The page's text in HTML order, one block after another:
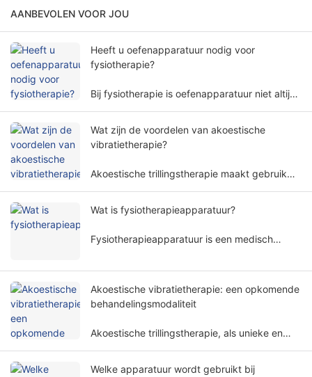
AANBEVOLEN VOOR JOU
Heeft u oefenapparatuur nodig voor
fysiotherapie?
Bij fysiotherapie is oefenapparatuur niet altijd
dimensies.
Wat zijn de voordelen van akoestische
vibratietherapie?
Akoestische trillingstherapie maakt gebruik
niet-invasieve manier te behandelen en wordt
revalidatiegebieden.
Wat is fysiotherapieapparatuur?
Fysiotherapieapparatuur is een medisch
basis van fysieke principes. Het helpt
patiënten de symptomen te verlichten en de
lichaamsfuncties op een niet-invasieve manier
te herstellen.
Akoestische vibratietherapie: een opkomende
behandelingsmodaliteit
Akoestische trillingstherapie, als unieke en
Welke apparatuur wordt gebruikt bij